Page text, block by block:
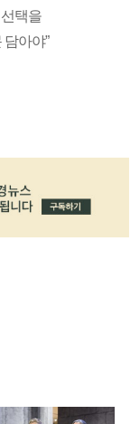
택을
아야”